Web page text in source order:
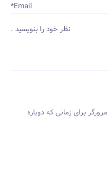
Email*
نظر خود را بنویسید .
برای زمانی که دوباره